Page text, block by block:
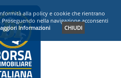
alla policy e cookie che rientrano
nella navigazione acconsenti
Informazioni CHIUDI